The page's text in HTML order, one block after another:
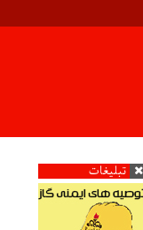
تبلیغات